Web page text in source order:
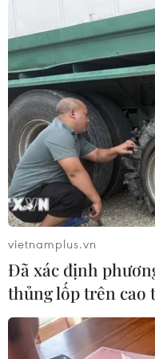
Việc Arsenal cho
mang về "bomtấn"
nhượng.Hiện
hàng đầu như
Real Madrid vào
vietnamplus.vn
Đã xác định
thủng lốp trên cao